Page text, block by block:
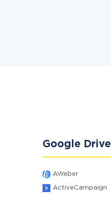
Google Drive
AWeber
ActiveCampaign